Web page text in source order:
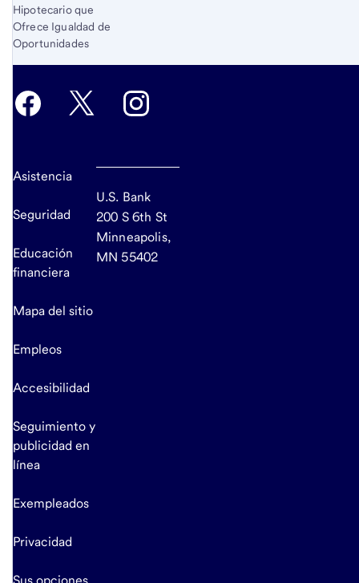
Hipotecario que
Ofrece Igualdad de
Oportunidades
Asistencia
Seguridad
Educación
financiera
Mapa del sitio
Empleos
Accesibilidad
Seguimiento y
publicidad en
línea
Exempleados
Privacidad
Sus opciones
U.S. Bank
200 S 6th St
Minneapolis,
MN 55402